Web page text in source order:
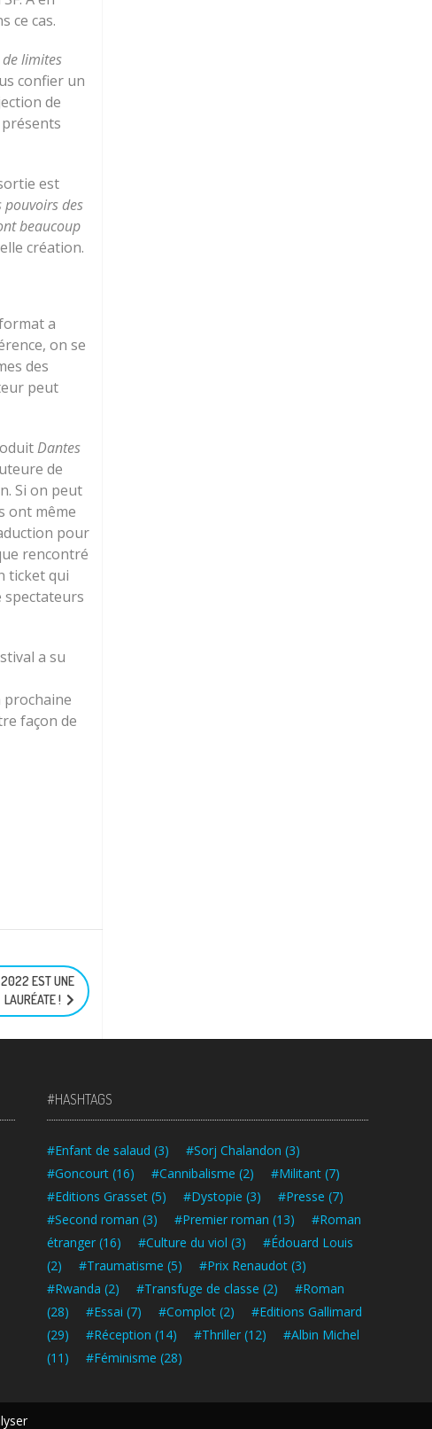
ce cas.
de limites
confier un
de
est
pouvoirs des
beaucoup
création.
a
on se
des
peut
Dantes
de
Si on peut
ont même
pour
rencontré
ticket qui
spectateurs
a su
prochaine
façon de
2022 EST UNE
LAURÉATE !
#HASHTAGS
#Enfant de salaud (3) #Sorj Chalandon (3)
#Goncourt (16) #Cannibalisme (2) #Militant (7)
#Editions Grasset (5) #Dystopie (3) #Presse (7)
#Second roman (3) #Premier roman (13)
#Roman
étranger (16) #Culture du viol (3)
#Édouard Louis
(2)
#Traumatisme (5) #Prix Renaudot (3)
#Rwanda (2) #Transfuge de classe (2)
#Roman
(28)
#Essai (7) #Complot (2)
#Editions Gallimard
(29)
#Réception (14) #Thriller (12)
#Albin Michel
(11)
#Féminisme (28)